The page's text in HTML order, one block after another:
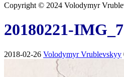
Copyright © 2024 Volodymyr
20180221-
2018-02-26 Volodymyr Vrublevskyy